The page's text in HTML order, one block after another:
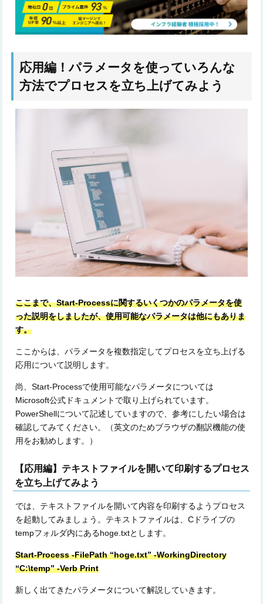
応用編！パラメータを使っていろんな
方法でプロセスを立ち上げてみよう
ここまで、Start-Processに関するいくつかのパラメータを使
った説明をしましたが、使用可能なパラメータは他にもありま
す。
ここからは、パラメータを複数指定してプロセスを立ち上げる
応用について説明します。
尚、Start-Processで使用可能なパラメータについては
Microsoft公式ドキュメントで取り上げられています。
PowerShellについて記述していますので、参考にしたい場合は
確認してみてください。（英文のためブラウザの翻訳機能の使
用をお勧めします。）
【応用編】テキストファイルを開いて印刷するプロセス
を立ち上げてみよう
では、テキストファイルを開いて内容を印刷するようプロセス
を起動してみましょう。テキストファイルは、Cドライブの
tempフォルダ内にあるhoge.txtとします。
Start-Process -FilePath “hoge.txt” -WorkingDirectory
“C:\temp” -Verb Print
新しく出てきたパラメータについて解説していきます。